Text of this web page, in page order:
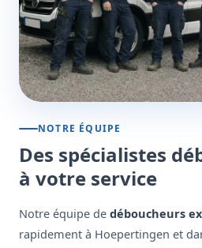
NOTRE ÉQUIPE
Des spécialistes
à votre service
Notre équipe de déboucheurs
rapidement à Hoepertingen et